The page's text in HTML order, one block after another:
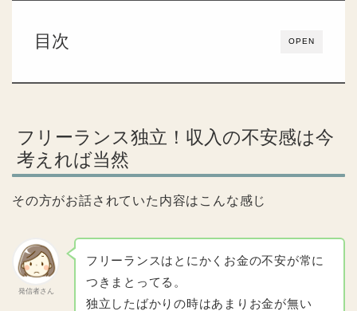
OPEN
目次
フリーランス独立！収入の不安感は今
考えれば当然
その方がお話されていた内容はこんな感じ
発信者さん
フリーランスはとにかくお金の不安が常に
つきまとってる。
独立したばかりの時はあまりお金が無い